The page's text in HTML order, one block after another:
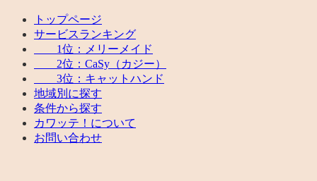
トップページ
サービスランキング
1位：メリーメイド
2位：CaSy（カジー）
3位：キャットハンド
地域別に探す
条件から探す
カワッテ！について
お問い合わせ